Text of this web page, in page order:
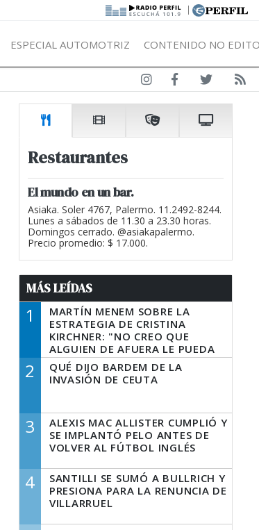
|
ESPECIAL AUTOMOTRIZ CONTENIDO NO
Restaurantes
El mundo en un bar.
Asiaka. Soler 4767, Palermo. 11.2492-8244.
Lunes a sábados de 11.30 a 23.30 horas.
Domingos cerrado. @asiakapalermo.
Precio promedio: $ 17.000.
MÁS LEÍDAS
1
MARTÍN MENEM SOBRE LA
ESTRATEGIA DE CRISTINA
KIRCHNER: "NO CREO QUE
ALGUIEN DE AFUERA LE PUEDA
DECIR A LA JUSTICIA LO QUE
TIENE QUE HACER"
2
QUÉ DIJO BARDEM DE LA
INVASIÓN DE CEUTA
3
ALEXIS MAC ALLISTER CUMPLIÓ Y
SE IMPLANTÓ PELO ANTES DE
VOLVER AL FÚTBOL INGLÉS
4
SANTILLI SE SUMÓ A BULLRICH Y
PRESIONA PARA LA RENUNCIA DE
VILLARRUEL